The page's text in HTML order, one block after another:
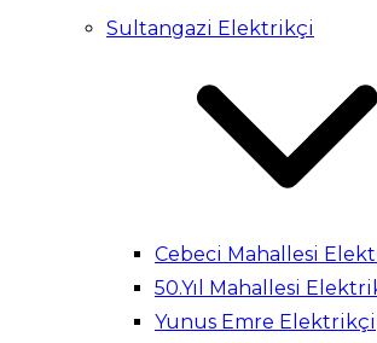
Sultangazi Elektrikçi
Cebeci Mahallesi
50.Yıl Mahallesi
Yunus Emre Elektrikçi